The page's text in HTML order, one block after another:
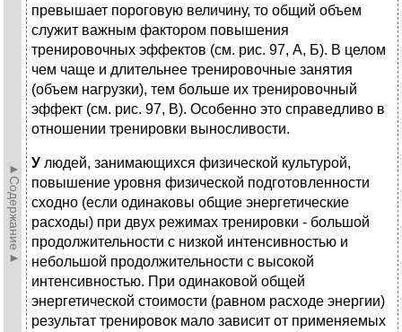
►Содержание►
превышает пороговую величину, то общий объем
служит важным фактором повышения
тренировочных эффектов (см. рис. 97, А, Б). В целом
чем чаще и длительнее тренировочные занятия
(объем нагрузки), тем больше их тренировочный
эффект (см. рис. 97, В). Особенно это справедливо в
отношении тренировки выносливости.
У людей, занимающихся физической культурой,
повышение уровня физической подготовленности
сходно (если одинаковы общие энергетические
расходы) при двух режимах тренировки - большой
продолжительности с низкой интенсивностью и
небольшой продолжительности с высокой
интенсивностью. При одинаковой общей
энергетической стоимости (равном расходе энергии)
результат тренировок мало зависит от применяемых